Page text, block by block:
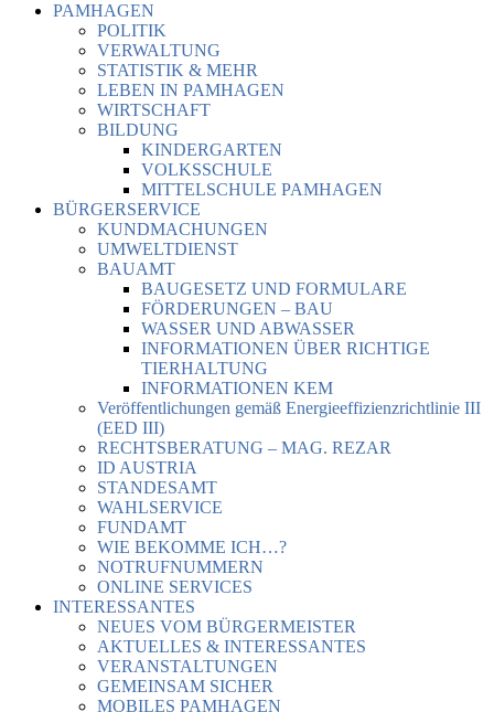
PAMHAGEN
POLITIK
VERWALTUNG
STATISTIK & MEHR
LEBEN IN PAMHAGEN
WIRTSCHAFT
BILDUNG
KINDERGARTEN
VOLKSSCHULE
MITTELSCHULE PAMHAGEN
BÜRGERSERVICE
KUNDMACHUNGEN
UMWELTDIENST
BAUAMT
BAUGESETZ UND FORMULARE
FÖRDERUNGEN – BAU
WASSER UND ABWASSER
INFORMATIONEN ÜBER RICHTIGE
TIERHALTUNG
INFORMATIONEN KEM
Veröffentlichungen gemäß Energieeffizienzrichtlinie III
(EED III)
RECHTSBERATUNG – MAG. REZAR
ID AUSTRIA
STANDESAMT
WAHLSERVICE
FUNDAMT
WIE BEKOMME ICH…?
NOTRUFNUMMERN
ONLINE SERVICES
INTERESSANTES
NEUES VOM BÜRGERMEISTER
AKTUELLES & INTERESSANTES
VERANSTALTUNGEN
GEMEINSAM SICHER
MOBILES PAMHAGEN